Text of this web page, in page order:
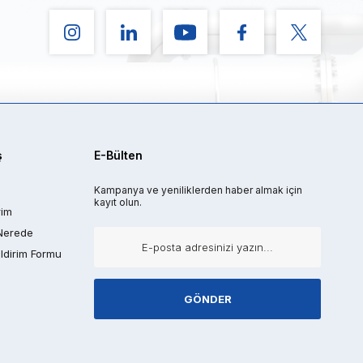
Formu
E-Bülten
Kampanya ve yeniliklerden haber almak için
kayıt olun.
GÖNDER